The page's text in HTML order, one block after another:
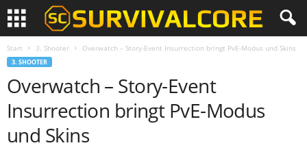
Start 3. Shooter Overwatch – Story-Event Insurrection bringt PvE-Modus und Skins
3. SHOOTER
Overwatch – Story-Event
Insurrection bringt PvE-Modus
und Skins